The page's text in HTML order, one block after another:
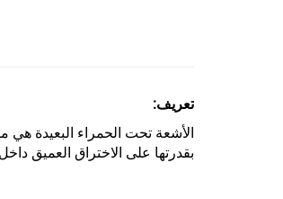
تعريف:
بقدرتها على الاختراق العميق